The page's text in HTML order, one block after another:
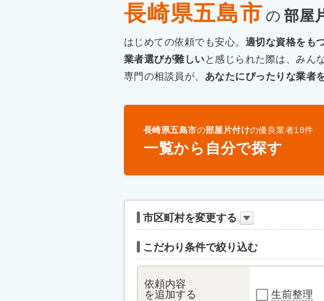
長崎県五島市 の 部屋
はじめての依頼でも安心。 適切な資格をも
業者選びが難しいと感じられた際は、みん
専門の相談員が、 あなたにぴったりな業者
長崎県五島市の部屋片付けの優良業者18件
一覧から自分で探す
市区町村を変更する
こだわり条件で絞り込む
依頼内容
を追加する
生前整理